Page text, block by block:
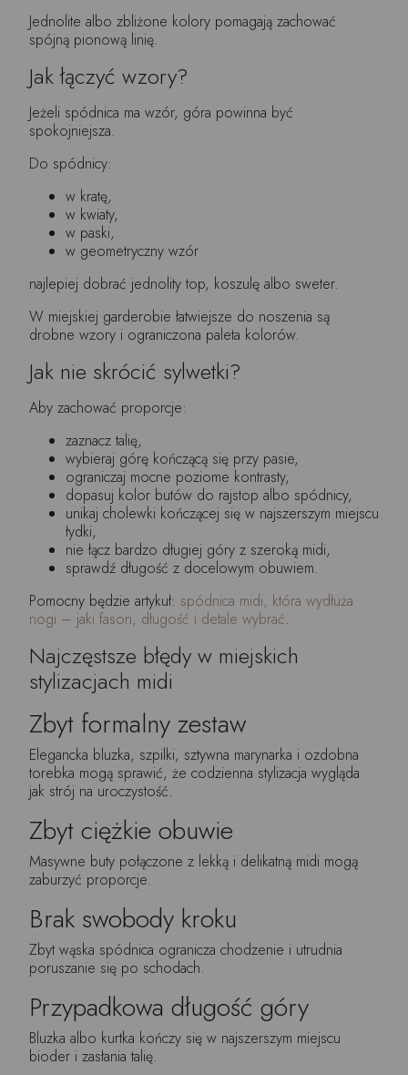
Jednolite albo zbliżone kolory pomagają zachować
spójną pionową linię.
Jak łączyć wzory?
Jeżeli spódnica ma wzór, góra powinna być
spokojniejsza.
Do spódnicy:
w kratę,
w kwiaty,
w paski,
w geometryczny wzór
najlepiej dobrać jednolity top, koszulę albo sweter.
W miejskiej garderobie łatwiejsze do noszenia są
drobne wzory i ograniczona paleta kolorów.
Jak nie skrócić sylwetki?
Aby zachować proporcje:
zaznacz talię,
wybieraj górę kończącą się przy pasie,
ograniczaj mocne poziome kontrasty,
dopasuj kolor butów do rajstop albo spódnicy,
unikaj cholewki kończącej się w najszerszym miejscu
łydki,
nie łącz bardzo długiej góry z szeroką midi,
sprawdź długość z docelowym obuwiem.
Pomocny będzie artykuł: spódnica midi, która wydłuża
nogi – jaki fason, długość i detale wybrać.
Najczęstsze błędy w miejskich
stylizacjach midi
Zbyt formalny zestaw
Elegancka bluzka, szpilki, sztywna marynarka i ozdobna
torebka mogą sprawić, że codzienna stylizacja wygląda
jak strój na uroczystość.
Zbyt ciężkie obuwie
Masywne buty połączone z lekką i delikatną midi mogą
zaburzyć proporcje.
Brak swobody kroku
Zbyt wąska spódnica ogranicza chodzenie i utrudnia
poruszanie się po schodach.
Przypadkowa długość góry
Bluzka albo kurtka kończy się w najszerszym miejscu
bioder i zasłania talię.